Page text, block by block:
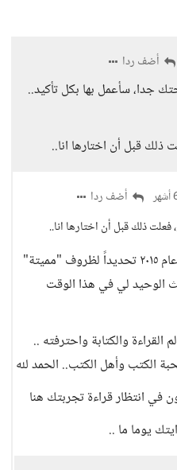
أضف ردا
جدا، سأعمل بها بكل تأكيد..
ذلك قبل أن اختارها انا..
أضف ردا
فعلت ذلك قبل أن اختارها انا..
الكتابة اختارتني أيضاً منذ عام ٢٠١٥ تحديداً لظروف "مميتة"
الوحيد لي في هذا الوقت
والكتابة واحترفته ..
الكتب وأهل الكتب.. الحمد لله
في انتظار قراءة تجربتك هنا
يوما ما ..